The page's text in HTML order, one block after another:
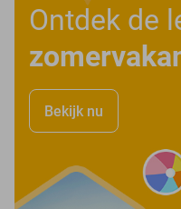
Ontdek de
Bekijk nu